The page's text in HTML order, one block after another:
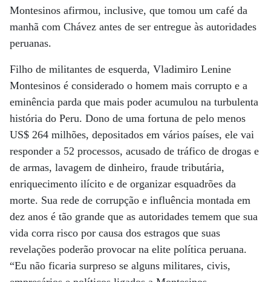
Montesinos afirmou, inclusive, que tomou um café da
manhã com Chávez antes de ser entregue às autoridades
peruanas.
Filho de militantes de esquerda, Vladimiro Lenine
Montesinos é considerado o homem mais corrupto e a
eminência parda que mais poder acumulou na turbulenta
história do Peru. Dono de uma fortuna de pelo menos
US$ 264 milhões, depositados em vários países, ele vai
responder a 52 processos, acusado de tráfico de drogas e
de armas, lavagem de dinheiro, fraude tributária,
enriquecimento ilícito e de organizar esquadrões da
morte. Sua rede de corrupção e influência montada em
dez anos é tão grande que as autoridades temem que sua
vida corra risco por causa dos estragos que suas
revelações poderão provocar na elite política peruana.
“Eu não ficaria surpreso se alguns militares, civis,